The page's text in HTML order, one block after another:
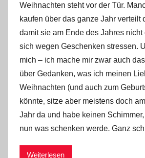
n
Y
v
o
n
n
e
Weihnachten steht vor der Tür.
kaufen über das ganze Jahr verteilt
damit sie am Ende des Jahres nicht
sich wegen Geschenken stressen.
mich – ich mache mir zwar auch
über Gedanken, was ich meinen
Weihnachten (und auch zum
könnte, sitze aber meistens doch
Jahr da und habe keinen
nun was schenken werde. Ganz
Weiterlesen